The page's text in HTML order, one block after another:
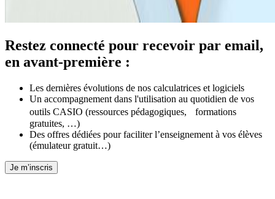
Restez connecté pour recevoir par email,
en avant-première :
Les dernières évolutions de nos calculatrices et logiciels
Un accompagnement dans l'utilisation au quotidien de vos
outils CASIO (ressources pédagogiques, formations
gratuites, …)
Des offres dédiées pour faciliter l’enseignement à vos élèves
(émulateur gratuit…)
Je m’inscris